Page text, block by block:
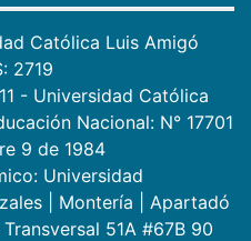
Católica Luis Amigó
2719
- Universidad Católica
Nacional: N° 17701
9 de 1984
Universidad
Montería
Apartadó
51A #67B 90